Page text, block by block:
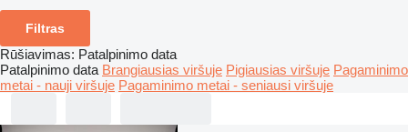
Filtras
Rūšiavimas: Patalpinimo data
Patalpinimo data Brangiausias viršuje Pigiausias viršuje Pagaminimo
metai - nauji viršuje Pagaminimo metai - seniausi viršuje